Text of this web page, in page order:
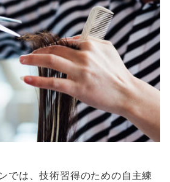
では、技術習得のための自主練